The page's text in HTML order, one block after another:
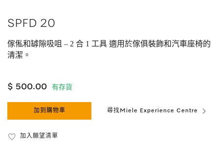
SPFD 20
傢俬和罅隙吸咀 – 2 合 1 工具 適用於傢俱裝飾和汽車座椅的
清潔。
$ 500.00 有存貨
加到購物車 尋找Miele Experience Centre
加入願望清單